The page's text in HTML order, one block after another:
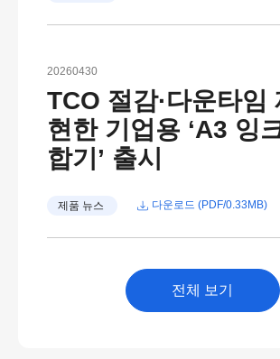
20260430
TCO 절감·다운타임
현한 기업용 ‘A3 잉
합기’ 출시
제품 뉴스 다운로드 (PDF/0.33MB)
전체 보기